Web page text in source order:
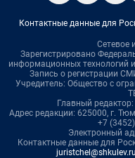
Контактные данные для
Сетевое
Зарегистрировано
информационных технологий
Запись о регистрации
Учредитель: Общество с
Главный
Адрес редакции: 625000, г.
+7
Электронный
Контактные данные для
juristchel@shkulev.ru